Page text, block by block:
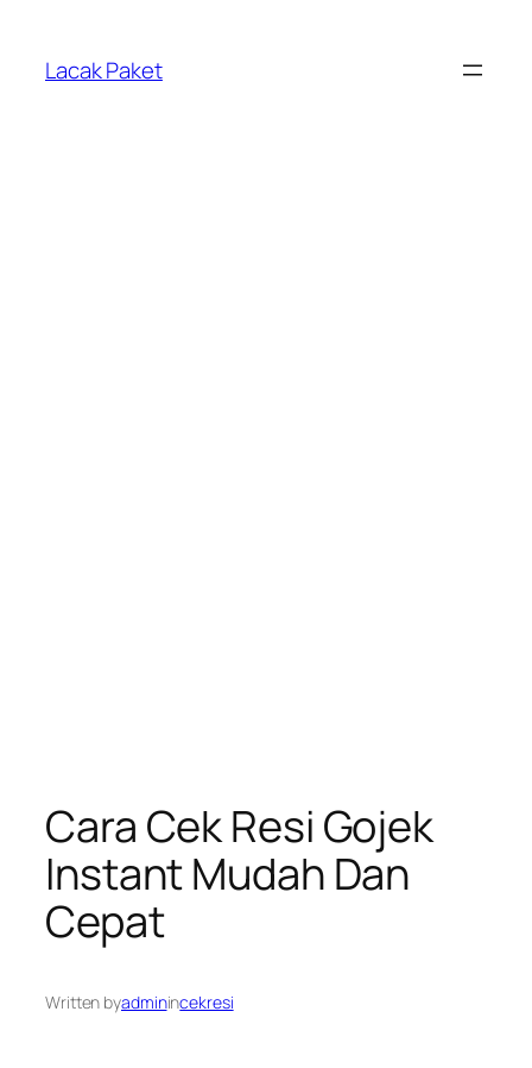
konten
Lacak Paket
Cara Cek Resi Gojek
Instant Mudah Dan
Cepat
Written byadminincekresi